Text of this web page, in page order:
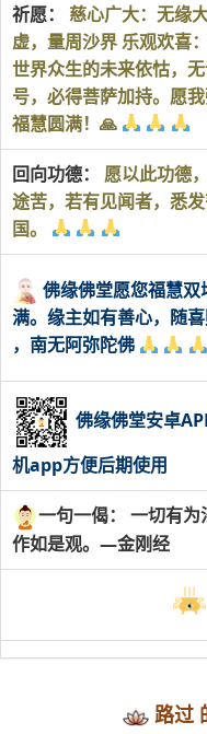
祈愿：
慈心广大：无缘
虚，量周沙界 乐观欢喜
世界众生的未来依怙，
号，必得菩萨加持。愿
福慧圆满！🙏
回向功德： 愿以此功德
途苦，若有见闻者，悉
国。
佛缘佛堂愿您福慧
满。缘主如有善心，随
，南无阿弥陀佛
佛缘佛堂安卓
机app方便后期使用
一句一偈： 一切有
作如是观。—金刚经
路过